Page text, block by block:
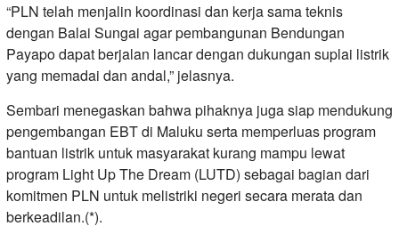
“PLN telah menjalin koordinasi dan kerja sama teknis
dengan Balai Sungai agar pembangunan Bendungan
Payapo dapat berjalan lancar dengan dukungan suplai listrik
yang memadai dan andal,” jelasnya.
Sembari menegaskan bahwa pihaknya juga siap mendukung
pengembangan EBT di Maluku serta memperluas program
bantuan listrik untuk masyarakat kurang mampu lewat
program Light Up The Dream (LUTD) sebagai bagian dari
komitmen PLN untuk melistriki negeri secara merata dan
berkeadilan.(*).